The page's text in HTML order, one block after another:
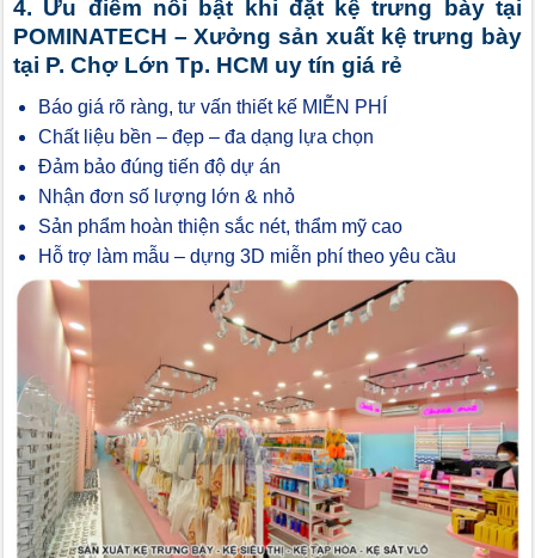
4. Ưu điểm nổi bật khi đặt kệ trưng bày tại
POMINATECH – Xưởng sản xuất kệ trưng bày
tại P. Chợ Lớn Tp. HCM uy tín giá rẻ
Báo giá rõ ràng, tư vấn thiết kế MIỄN PHÍ
Chất liệu bền – đẹp – đa dạng lựa chọn
Đảm bảo đúng tiến độ dự án
Nhận đơn số lượng lớn & nhỏ
Sản phẩm hoàn thiện sắc nét, thẩm mỹ cao
Hỗ trợ làm mẫu – dựng 3D miễn phí theo yêu cầu